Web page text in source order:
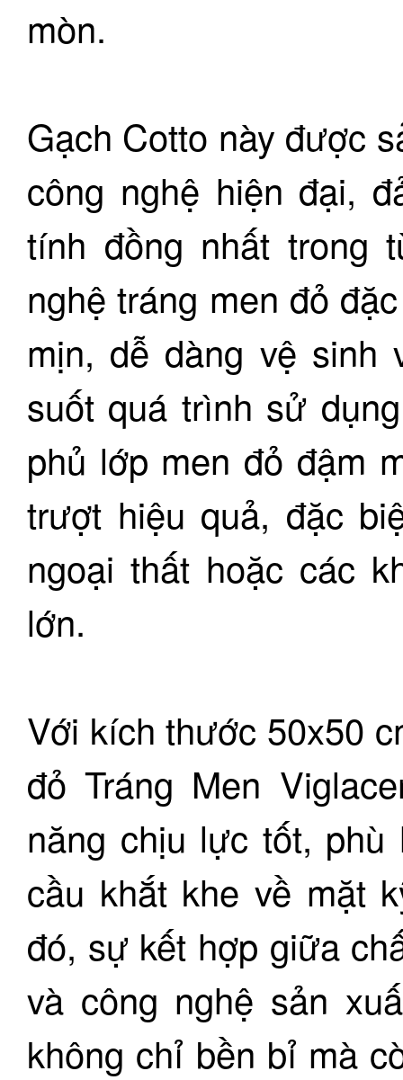
mòn.
Gạch Cotto này được
công nghệ hiện đại,
tính đồng nhất trong
nghệ tráng men đỏ
mịn, dễ dàng vệ sinh
suốt quá trình sử
phủ lớp men đỏ đậm
trượt hiệu quả, đặc
ngoại thất hoặc các
lớn.
Với kích thước 50x50
đỏ Tráng Men
năng chịu lực tốt,
cầu khắt khe về mặt
đó, sự kết hợp giữa
và công nghệ sản
không chỉ bền bỉ mà